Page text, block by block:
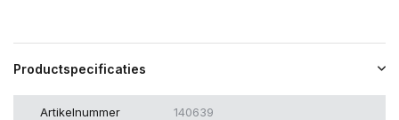
Productspecificaties
Artikelnummer 140639